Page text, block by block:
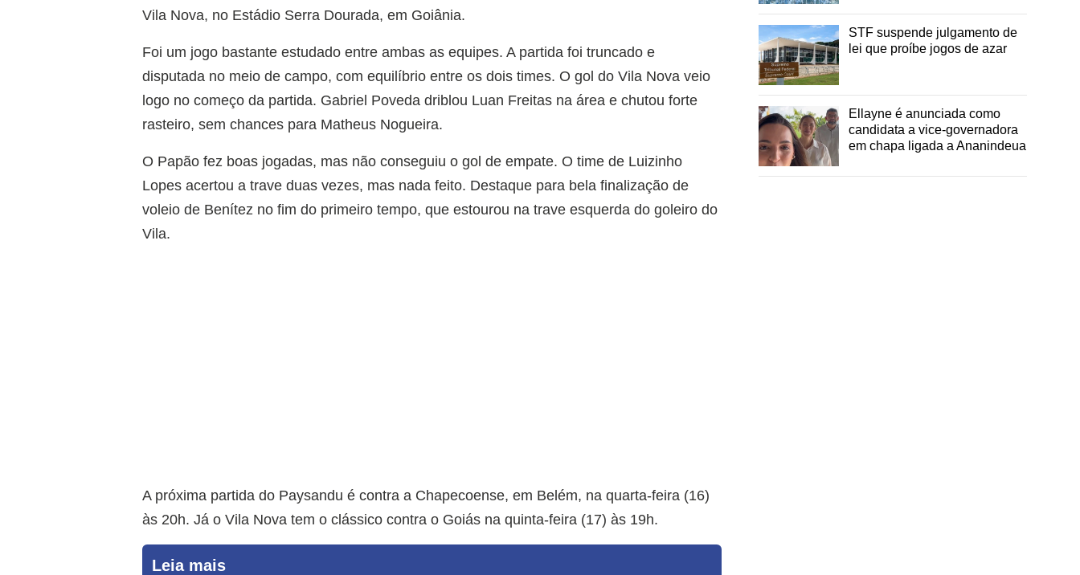
Vila Nova, no Estádio Serra Dourada, em Goiânia.
Foi um jogo bastante estudado entre ambas as equipes. A partida foi truncado e
disputada no meio de campo, com equilíbrio entre os dois times. O gol do Vila Nova veio
logo no começo da partida. Gabriel Poveda driblou Luan Freitas na área e chutou forte
rasteiro, sem chances para Matheus Nogueira.
O Papão fez boas jogadas, mas não conseguiu o gol de empate. O time de Luizinho
Lopes acertou a trave duas vezes, mas nada feito. Destaque para bela finalização de
voleio de Benítez no fim do primeiro tempo, que estourou na trave esquerda do goleiro do
Vila.
A próxima partida do Paysandu é contra a Chapecoense, em Belém, na quarta-feira (16)
às 20h. Já o Vila Nova tem o clássico contra o Goiás na quinta-feira (17) às 19h.
Leia mais
STF suspende julgamento de
lei que proíbe jogos de azar
Ellayne é anunciada como
candidata a vice-governadora
em chapa ligada a Ananindeua